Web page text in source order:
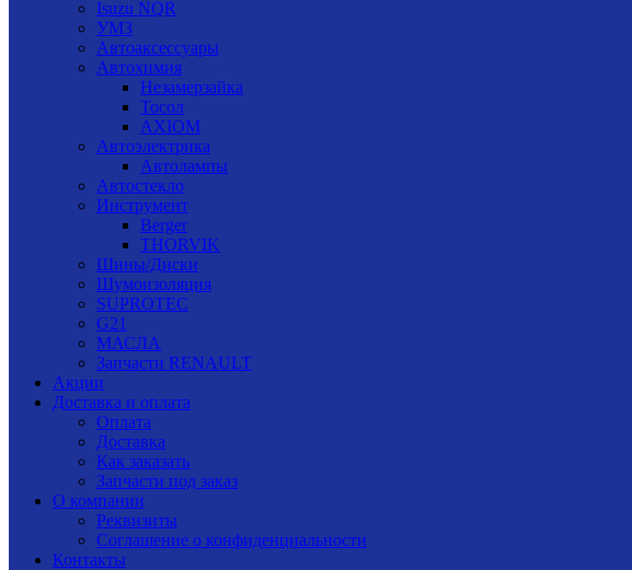
Isuzu NQR
УМЗ
Автоаксессуары
Автохимия
Незамерзайка
Тосол
AXIOM
Автоэлектрика
Автолампы
Автостекло
Инструмент
Berger
THORVIK
Шины/Диски
Шумоизоляция
SUPROTEC
G21
МАСЛА
Запчасти RENAULT
Акции
Доставка и оплата
Оплата
Доставка
Как заказать
Запчасти под заказ
О компании
Реквизиты
Соглашение о конфиденциальности
Контакты